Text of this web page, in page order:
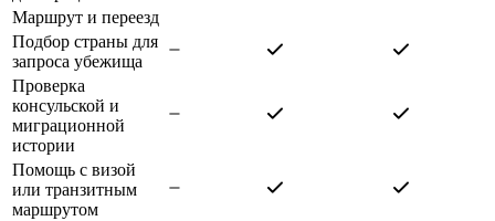
Маршрут и переезд
Подбор страны для
запроса убежища
Проверка
консульской и
миграционной
истории
Помощь с визой
или транзитным
маршрутом